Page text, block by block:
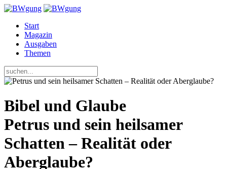
Start
Magazin
Ausgaben
Themen
Bibel und Glaube
Petrus und sein heilsamer
Schatten – Realität oder
Aberglaube?